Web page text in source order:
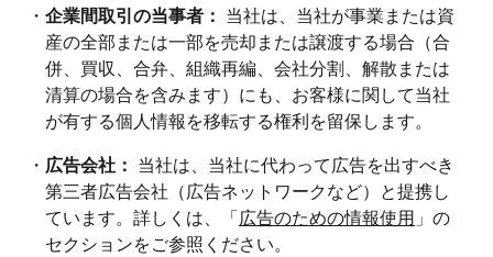
・ 企業間取引の当事者： 当社は、当社が事業または資
産の全部または一部を売却または譲渡する場合（合
併、買収、合弁、組織再編、会社分割、解散または
清算の場合を含みます）にも、お客様に関して当社
が有する個人情報を移転する権利を留保します。
・ 広告会社： 当社は、当社に代わって広告を出すべき
第三者広告会社（広告ネットワークなど）と提携し
ています。詳しくは、「広告のための情報使用 」の
セクションをご参照ください。